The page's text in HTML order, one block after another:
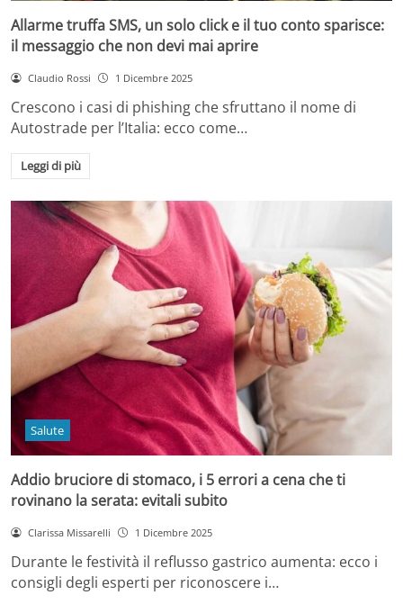
Allarme truffa SMS, un solo click e il tuo conto sparisce:
il messaggio che non devi mai aprire
Claudio Rossi 1 Dicembre 2025
Crescono i casi di phishing che sfruttano il nome di
Autostrade per l’Italia: ecco come…
Leggi di più
Salute
Addio bruciore di stomaco, i 5 errori a cena che ti
rovinano la serata: evitali subito
Clarissa Missarelli 1 Dicembre 2025
Durante le festività il reflusso gastrico aumenta: ecco i
consigli degli esperti per riconoscere i…